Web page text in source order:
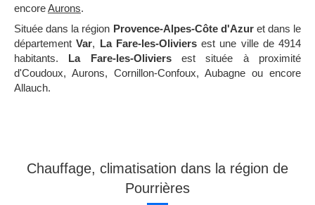
encoreAurons.
Située dans la région Provence-Alpes-Côte d'Azuret dans le
départementVar, La Fare-les-Oliviersest une ville de 4914
habitants. La Fare-les-Oliviersest située à proximité
d'Coudoux, Aurons, Cornillon-Confoux, Aubagne ou encore
Allauch.
Chauffage, climatisation dans la région de
Pourrières